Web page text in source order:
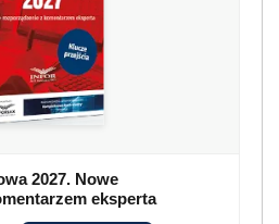
2027. Nowe
eksperta